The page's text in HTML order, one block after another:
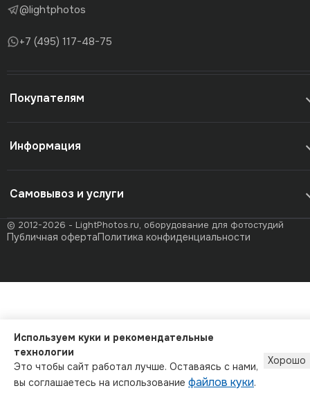
@lightphotos
+7 (495) 117-48-75
Покупателям
Информация
Самовывоз и услуги
© 2012-2026 - LightPhotos.ru, оборудование для фотостудий
Публичная офертаПолитика конфиденциальности
Используем куки и рекомендательные
технологии
Это чтобы сайт работал лучше. Оставаясь с нами,
вы соглашаетесь на использование файлов куки.
Хорошо